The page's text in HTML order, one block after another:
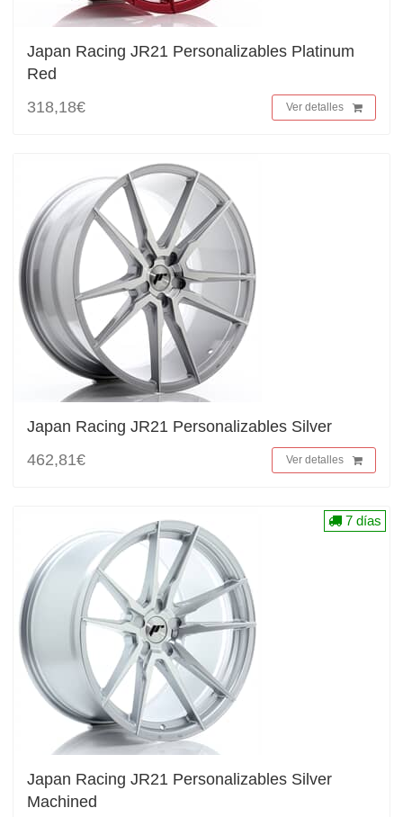
Japan Racing JR21 Personalizables Platinum
Red
318,18€
Ver detalles
Japan Racing JR21 Personalizables Silver
462,81€
Ver detalles
Japan Racing JR21 Personalizables Silver
Machined
7 días